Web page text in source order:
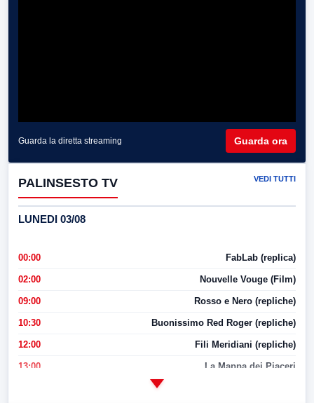
Guarda la diretta streaming Guarda ora
PALINSESTO TV VEDI TUTTI
LUNEDI 03/08
00:00 FabLab (replica)
02:00 Nouvelle Vouge (Film)
09:00 Rosso e Nero (repliche)
10:30 Buonissimo Red Roger (repliche)
12:00 Fili Meridiani (repliche)
13:00 La Mappa dei Piaceri